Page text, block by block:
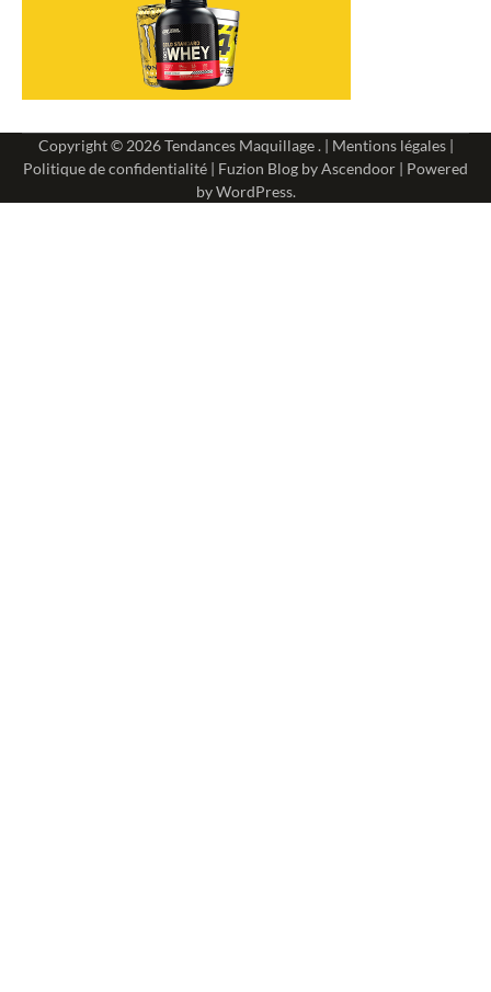
Copyright © 2026Tendances Maquillage. | Mentions légales|
Politique de confidentialité | Fuzion Blog byAscendoor | Powered
byWordPress.